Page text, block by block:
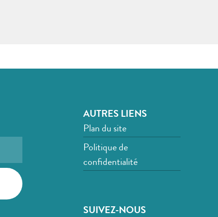
AUTRES LIENS
Plan du site
Politique de
confidentialité
SUIVEZ-NOUS